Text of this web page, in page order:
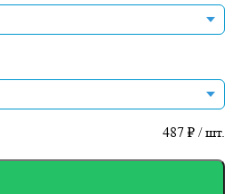
487 ₽ / шт.